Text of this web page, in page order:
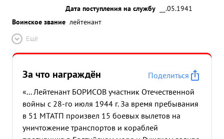
Дата поступления на службу
__.05.1941
Воинское звание лейтенант
Ещё
За что награждён
Поделиться
«... Лейтенант БОРИСОВ участник Отечественной
войны с 28-го июля 1944 г. За время пребывания
в 51 МТАТП произвел 15 боевых вылетов на
уничтожение транспортов и кораблей